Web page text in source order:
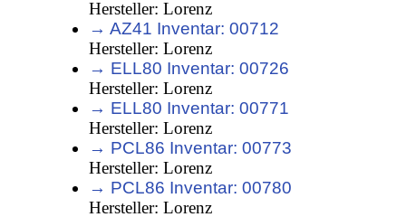
Hersteller: Lorenz
→ AZ41 Inventar: 00712
Hersteller: Lorenz
→ ELL80 Inventar: 00726
Hersteller: Lorenz
→ ELL80 Inventar: 00771
Hersteller: Lorenz
→ PCL86 Inventar: 00773
Hersteller: Lorenz
→ PCL86 Inventar: 00780
Hersteller: Lorenz